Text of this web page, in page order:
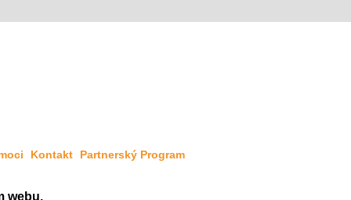
Kontakt Partnerský Program
webu.